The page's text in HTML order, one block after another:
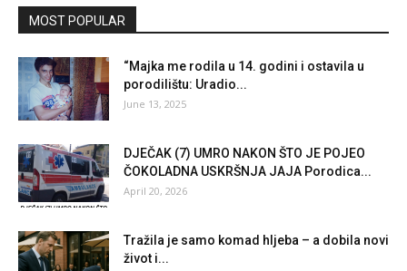
MOST POPULAR
“Majka me rodila u 14. godini i ostavila u
porodilištu: Uradio...
June 13, 2025
DJEČAK (7) UMRO NAKON ŠTO JE POJEO
ČOKOLADNA USKRŠNJA JAJA Porodica...
April 20, 2026
Tražila je samo komad hljeba – a dobila novi
život i...